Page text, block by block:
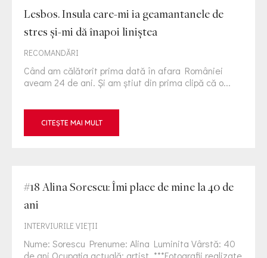
Lesbos. Insula care-mi ia geamantanele de
stres și-mi dă înapoi liniștea
RECOMANDĂRI
Când am călătorit prima dată în afara României
aveam 24 de ani. Și am știut din prima clipă că o...
CITEȘTE MAI MULT
#18 Alina Sorescu: Îmi place de mine la 40 de
ani
INTERVIURILE VIEŢII
Nume: Sorescu Prenume: Alina Luminita Vârstă: 40
de ani Ocupația actuală: artist ***Fotografii realizate